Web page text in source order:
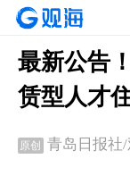
最新公告
赁型人才
原创 青岛日报社